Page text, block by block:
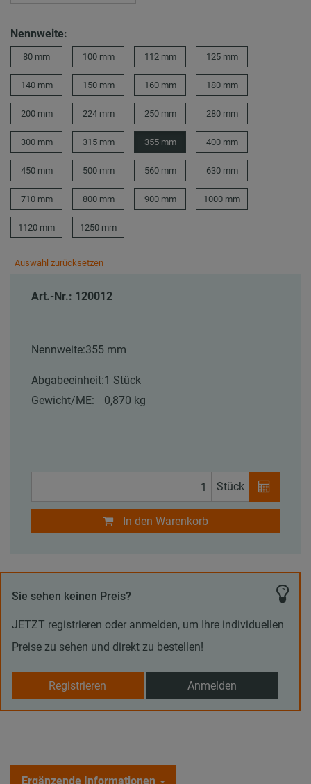
Nennweite:
80 mm 100 mm 112 mm 125 mm
140 mm 150 mm 160 mm 180 mm
200 mm 224 mm 250 mm 280 mm
300 mm 315 mm 355 mm 400 mm
450 mm 500 mm 560 mm 630 mm
710 mm 800 mm 900 mm 1000 mm
1120 mm 1250 mm
Auswahl zurücksetzen
Art.-Nr.: 120012
Nennweite:355 mm
Abgabeeinheit:1 Stück
Gewicht/ME:
0,870 kg
Stück
In den Warenkorb
Sie sehen keinen Preis?
JETZT registrieren oder anmelden, um Ihre individuellen
Preise zu sehen und direkt zu bestellen!
Registrieren Anmelden
Ergänzende Informationen